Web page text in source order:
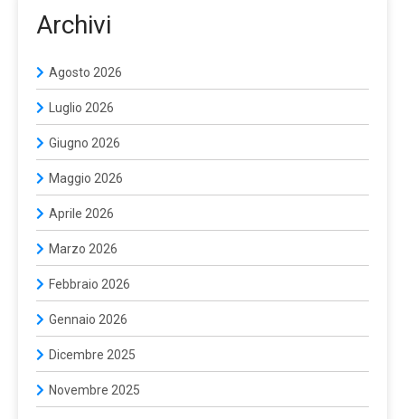
Archivi
Agosto 2026
Luglio 2026
Giugno 2026
Maggio 2026
Aprile 2026
Marzo 2026
Febbraio 2026
Gennaio 2026
Dicembre 2025
Novembre 2025